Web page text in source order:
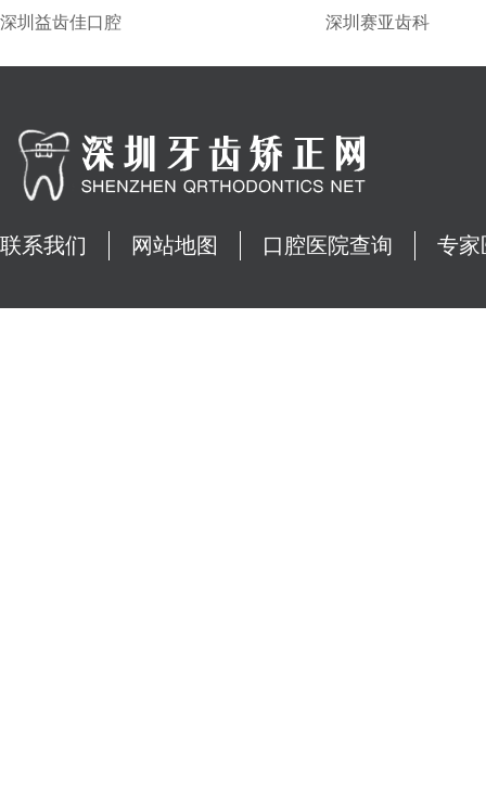
深圳益齿佳口腔 深圳赛亚齿科
联系我们 网站地图 口腔医院查询 专家